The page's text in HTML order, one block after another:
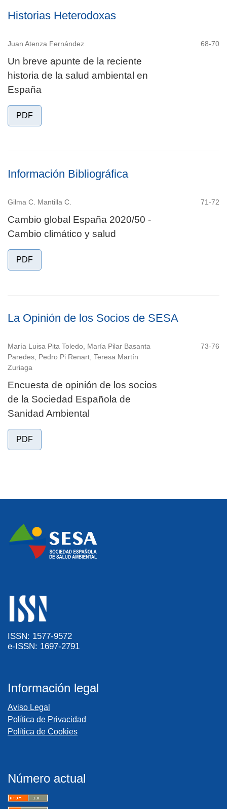
Historias Heterodoxas
Juan Atenza Fernández 68-70
Un breve apunte de la reciente
historia de la salud ambiental en
España
PDF
Información Bibliográfica
Gilma C. Mantilla C. 71-72
Cambio global España 2020/50 -
Cambio climático y salud
PDF
La Opinión de los Socios de SESA
María Luisa Pita Toledo, María Pilar Basanta
Paredes, Pedro Pi Renart, Teresa Martín
Zuriaga
73-76
Encuesta de opinión de los socios
de la Sociedad Española de
Sanidad Ambiental
PDF
ISSN: 1577-9572
e-ISSN: 1697-2791
Información legal
Aviso Legal
Política de Privacidad
Política de Cookies
Número actual